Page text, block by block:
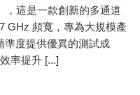
，這是一款創新的多通道
GHz 頻寬，專為大規模產
準度提供優異的測試成
率提升 [...]